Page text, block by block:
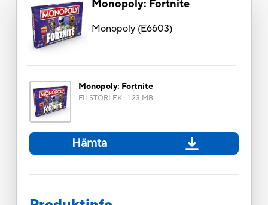
Monopoly: Fortnite
Monopoly(E6603)
Monopoly: Fortnite
FILSTORLEK: 1.23 MB
Hämta